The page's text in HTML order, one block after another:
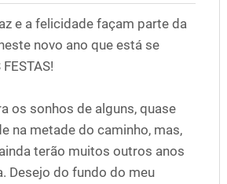
e a felicidade façam parte da
novo ano que está se
os sonhos de alguns, quase
na metade do caminho, mas,
terão muitos outros anos
Desejo do fundo do meu